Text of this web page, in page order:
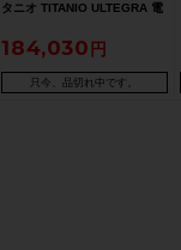
タニオ TITANIO ULTEGRA 電
サイズ ブルー【期間限定 3/26
午前10時迄】
184,030
只今、品切れ中です。